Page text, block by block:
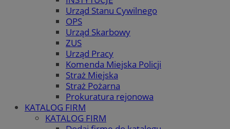
Urząd Stanu Cywilnego
OPS
Urząd Skarbowy
ZUS
Urząd Pracy
Komenda Miejska Policji
Straż Miejska
Straż Pożarna
Prokuratura rejonowa
KATALOG FIRM
KATALOG FIRM